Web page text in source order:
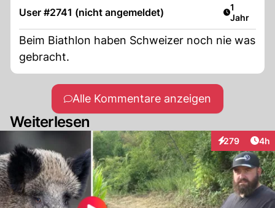
User #2741 (nicht angemeldet) Artikel
1
Jahr
Beim Biathlon haben Schweizer noch nie was
gebracht.
Alle Kommentare anzeigen
Weiterlesen
279
Interaktionen
4h